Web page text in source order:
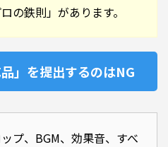
の鉄則」があります。
」を提出するのはNG
プ、BGM、効果音、すべ